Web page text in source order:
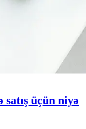
üçün niyə